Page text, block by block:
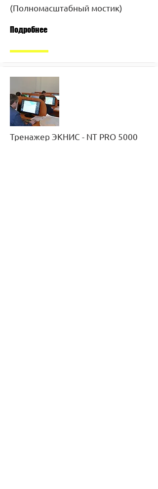
(Полномасштабный мостик)
Подробнее
Тренажер ЭКНИС - NT PRO 5000